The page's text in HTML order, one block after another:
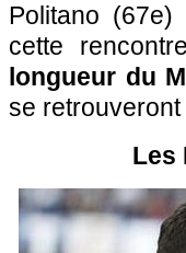
Politano
cette
longueur du
se
Les